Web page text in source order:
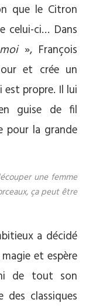
que le Citron
celui-ci… Dans
», François
et crée un
propre. Il lui
guise de fil
pour la grande
une femme
ça peut être
a décidé
et espère
de tout son
classiques